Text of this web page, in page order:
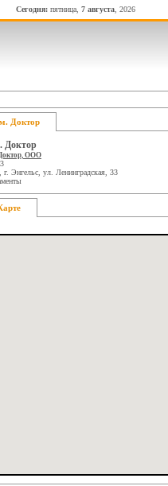
Сегодня: пятница, 7 августа , 2026
Доктор
Доктор
ООО
г. Энгельс, ул. Ленинградская, 33